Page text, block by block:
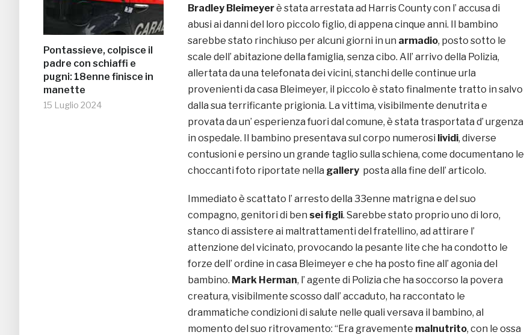
Pontassieve, colpisce il
padre con schiaffi e
pugni: 18enne finisce in
manette
15 Luglio 2024
Bradley Bleimeyerè stata arrestata ad Harris County con l’ accusa di
abusi ai danni del loro piccolo figlio, di appena cinque anni. Il bambino
sarebbe stato rinchiuso per alcuni giorni in un armadio, posto sotto le
scale dell’ abitazione della famiglia, senza cibo. All’ arrivo della Polizia,
allertata da una telefonata dei vicini, stanchi delle continue urla
provenienti da casa Bleimeyer, il piccolo è stato finalmente tratto in salvo
dalla sua terrificante prigionia. La vittima, visibilmente denutrita e
provata da un’ esperienza fuori dal comune, è stata trasportata d’ urgenza
in ospedale. Il bambino presentava sul corpo numerosi lividi, diverse
contusioni e persino un grande taglio sulla schiena, come documentano le
choccanti foto riportate nella gallery posta alla fine dell’ articolo.
Immediato è scattato l’ arresto della 33enne matrigna e del suo
compagno, genitori di ben sei figli. Sarebbe stato proprio uno di loro,
stanco di assistere ai maltrattamenti del fratellino, ad attirare l’
attenzione del vicinato, provocando la pesante lite che ha condotto le
forze dell’ ordine in casa Bleimeyer e che ha posto fine all’ agonia del
bambino. Mark Herman, l’ agente di Polizia che ha soccorso la povera
creatura, visibilmente scosso dall’ accaduto, ha raccontato le
drammatiche condizioni di salute nelle quali versava il bambino, al
momento del suo ritrovamento: “Era gravemente malnutrito, con le ossa